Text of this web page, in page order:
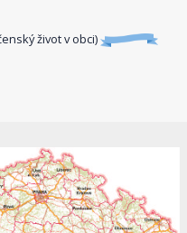
život v obci)